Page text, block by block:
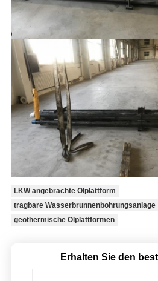
LKW angebrachte Ölplattform
tragbare Wasserbrunnenbohrungsanlage
geothermische Ölplattformen
Erhalten Sie den